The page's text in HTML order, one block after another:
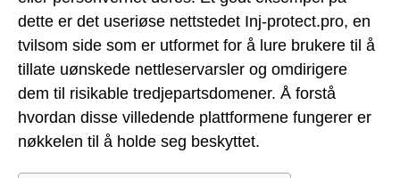
dette er det useriøse nettstedet Inj-protect.pro, en
tvilsom side som er utformet for å lure brukere til å
tillate uønskede nettleservarsler og omdirigere
dem til risikable tredjepartsdomener. Å forstå
hvordan disse villedende plattformene fungerer er
nøkkelen til å holde seg beskyttet.